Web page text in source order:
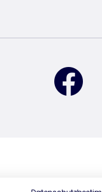
na Instagramie